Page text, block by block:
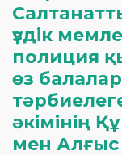
үздік
полиция
өз
әкімінің
мен Алғыс